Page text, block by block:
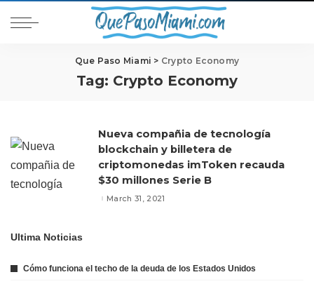
Que Paso Miami > Crypto Economy
Tag: Crypto Economy
Nueva compañia de tecnología
blockchain y billetera de
criptomonedas imToken recauda
$30 millones Serie B
March 31, 2021
Ultima Noticias
Cómo funciona el techo de la deuda de los Estados Unidos